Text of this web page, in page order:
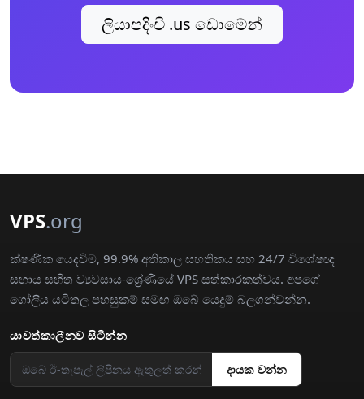
ලියාපදිංචි .us ඩොමේන්
VPS.org
ක්ෂණික යෙදවීම, 99.9% අතිකාල සහතිකය සහ 24/7 විශේෂඥ
සහාය සහිත ව්‍යවසාය-ශ්‍රේණියේ VPS සත්කාරකත්වය. අපගේ
ගෝලීය යටිතල පහසුකම් සමඟ ඔබේ යෙදුම් බලගන්වන්න.
යාවත්කාලීනව සිටින්න
දායක වන්න